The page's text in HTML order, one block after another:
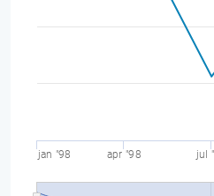
jan "98 apr "98 jul